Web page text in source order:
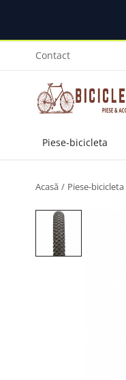
Contact
Piese-bicicleta
Acasă Piese-bicicleta